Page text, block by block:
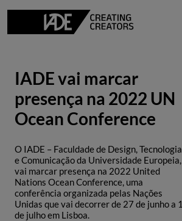
IADE vai marcar
presença na 2022 UN
Ocean Conference
O IADE – Faculdade de Design, Tecnologia
e Comunicação da Universidade Europeia,
vai marcar presença na 2022 United
Nations Ocean Conference, uma
conferência organizada pelas Nações
Unidas que vai decorrer de 27 de junho a 1
de julho em Lisboa.